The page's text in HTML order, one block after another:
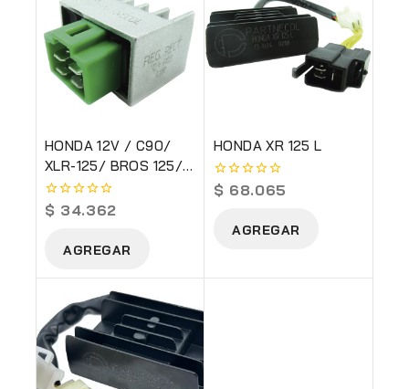
HONDA 12V / C90/
XLR-125/ BROS 125/
SPLENDOR 100
0
out
$ 34.362
AGREGAR
HONDA XR 125 L
0
out
$ 68.065
AGREGAR